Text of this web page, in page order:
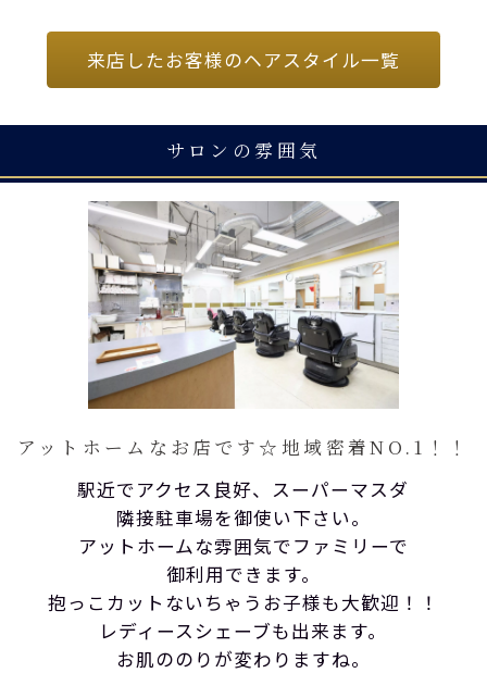
来店したお客様のヘアスタイル一覧
サロンの雰囲気
アットホームなお店です☆地域密着NO.1！！
駅近でアクセス良好、スーパーマスダ
隣接駐車場を御使い下さい。
アットホームな雰囲気でファミリーで
御利用できます。
抱っこカットないちゃうお子様も大歓迎！！
レディースシェーブも出来ます。
お肌ののりが変わりますね。